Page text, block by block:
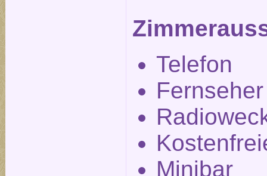
Telefon
Fernseher
Minibar